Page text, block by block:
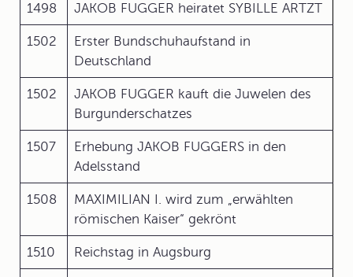
1498 JAKOB FUGGER heiratet SYBILLE ARTZT
1502
Erster Bundschuhaufstand in
Deutschland
1502
JAKOB FUGGER kauft die Juwelen des
Burgunderschatzes
1507
Erhebung JAKOB FUGGERS in den
Adelsstand
1508
MAXIMILIAN I. wird zum „erwählten
römischen Kaiser“ gekrönt
1510 Reichstag in Augsburg